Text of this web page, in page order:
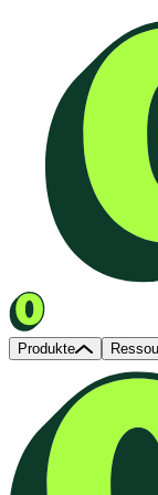
Produkte